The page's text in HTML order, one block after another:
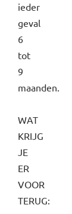
ieder
geval
6
tot
9
maanden.
WAT
KRIJG
JE
ER
VOOR
TERUG: